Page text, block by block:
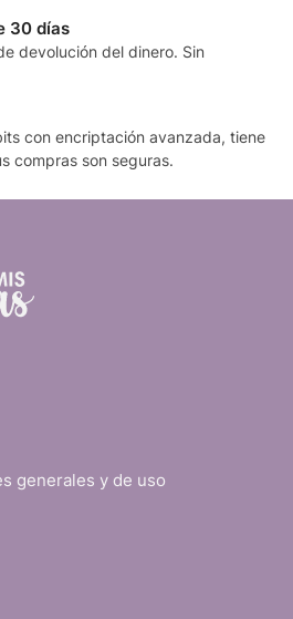
30 días
devolución del dinero. Sin
con encriptación avanzada, tiene
compras son seguras.
generales y de uso